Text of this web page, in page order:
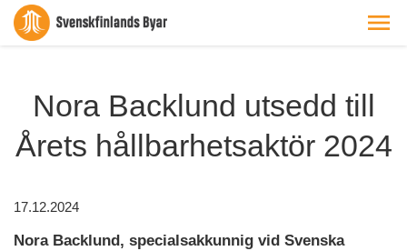
Nora Backlund utsedd till
Årets hållbarhetsaktör 2024
17.12.2024
Nora Backlund, specialsakkunnig vid Svenska